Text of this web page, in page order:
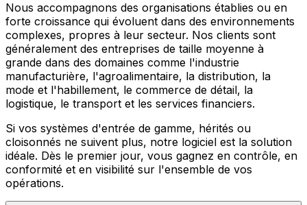
Nous accompagnons des organisations établies ou en
forte croissance qui évoluent dans des environnements
complexes, propres à leur secteur. Nos clients sont
généralement des entreprises de taille moyenne à
grande dans des domaines comme l'industrie
manufacturière, l'agroalimentaire, la distribution, la
mode et l'habillement, le commerce de détail, la
logistique, le transport et les services financiers.
Si vos systèmes d'entrée de gamme, hérités ou
cloisonnés ne suivent plus, notre logiciel est la solution
idéale. Dès le premier jour, vous gagnez en contrôle, en
conformité et en visibilité sur l'ensemble de vos
opérations.